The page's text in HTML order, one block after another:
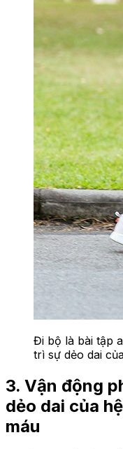
Đi bộ là bài tập
trì sự dẻo dai
3. Vận động
dẻo dai của
máu